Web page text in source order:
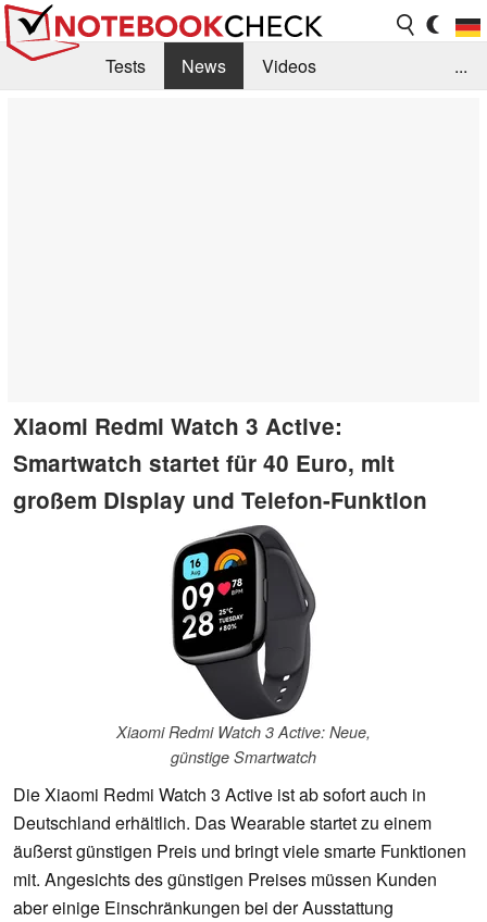
Tests News
Videos
...
Xiaomi Redmi Watch 3 Active:
Smartwatch startet für 40 Euro, mit
großem Display und Telefon-Funktion
Xiaomi Redmi Watch 3 Active: Neue,
günstige Smartwatch
Die Xiaomi Redmi Watch 3 Active ist ab sofort auch in
Deutschland erhältlich. Das Wearable startet zu einem
äußerst günstigen Preis und bringt viele smarte Funktionen
mit. Angesichts des günstigen Preises müssen Kunden
aber einige Einschränkungen bei der Ausstattung